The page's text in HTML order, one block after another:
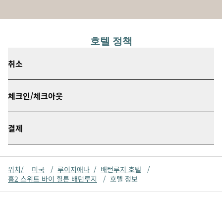
호텔 정책
취소
체크인/체크아웃
결제
위치/ 미국 / 루이지애나 / 배턴루지 호텔
/
홈2 스위트 바이 힐튼 배턴루지
/ 호텔 정보